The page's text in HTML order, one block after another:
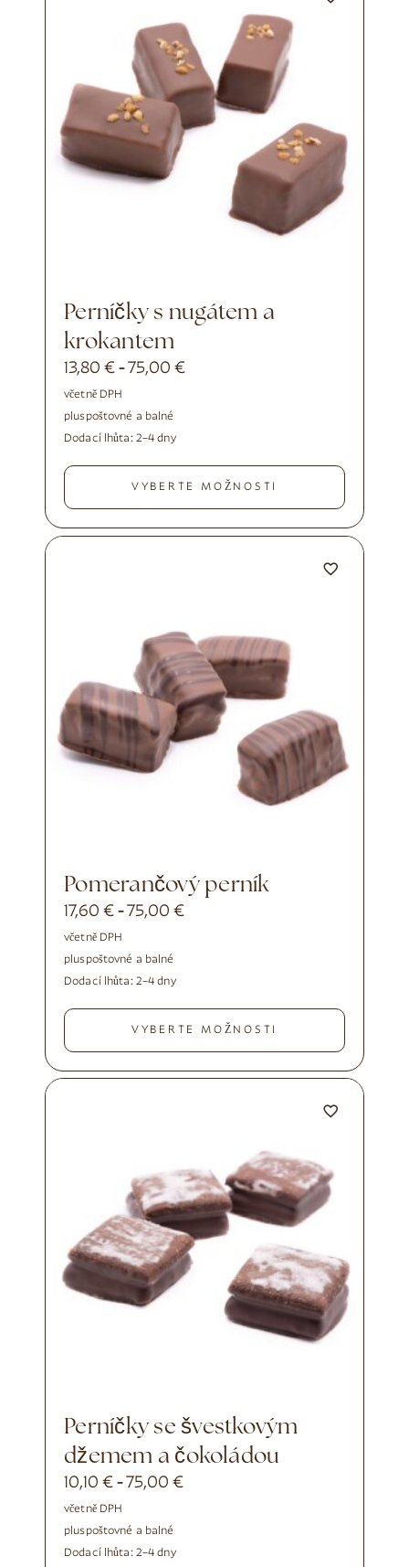
Perníčky s nugátem a
krokantem
13,80€ - 75,00€
včetně DPH
pluspoštovné a balné
Dodací lhůta: 2–4 dny
VYBERTE MOŽNOSTI
Pomerančový perník
17,60€ -75,00€
včetně DPH
pluspoštovné a balné
Dodací lhůta: 2–4 dny
VYBERTE MOŽNOSTI
Perníčky se švestkovým
džemem a čokoládou
10,10€ -75,00€
včetně DPH
pluspoštovné a balné
Dodací lhůta: 2–4 dny